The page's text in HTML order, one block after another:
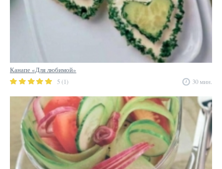
Канапе «Для любимой»
5 (1)
30 мин.